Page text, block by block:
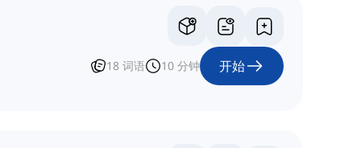
18 词语 10 分钟 开始